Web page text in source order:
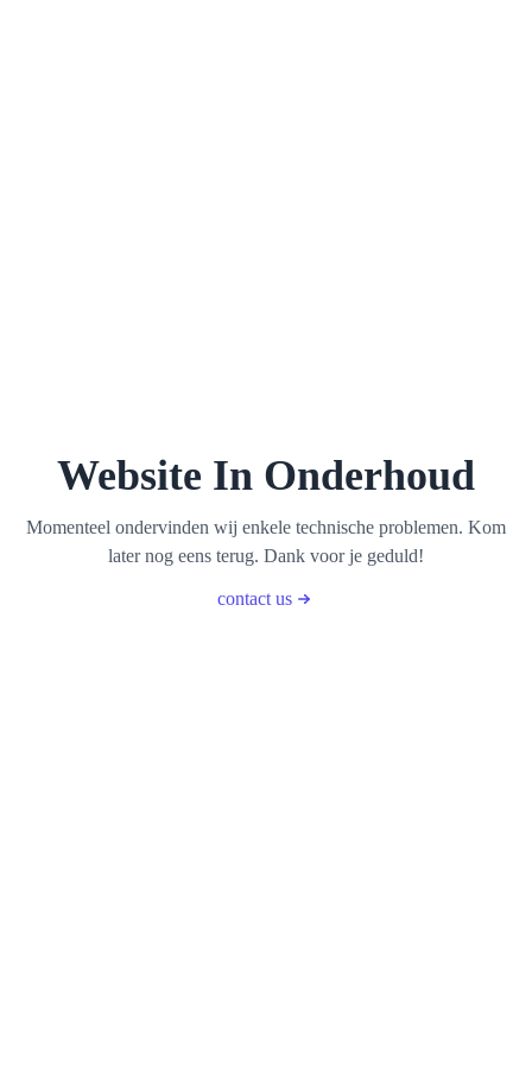
Website In Onderhoud
Momenteel ondervinden wij enkele technische problemen. Kom
later nog eens terug. Dank voor je geduld!
contact us